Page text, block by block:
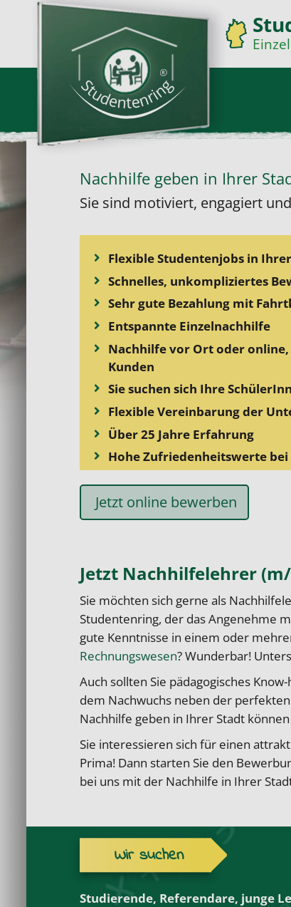
Nachhilfe geben in Ihrer
Sie sind motiviert, engagiert
Flexible Studentenjobs in
Schnelles, unkompliziertes
Sehr gute Bezahlung mit
Entspannte Einzelnachhilfe
Nachhilfe vor Ort oder
Kunden
Sie suchen sich Ihre
Flexible Vereinbarung der
Über 25 Jahre Erfahrung
Hohe Zufriedenheitswerte
Jetzt online bewerben
Jetzt Nachhilfelehrer
Sie möchten sich gerne als
Studentenring, der das Angenehme
gute Kenntnisse in einem oder
Rechnungswesen? Wunderbar!
Auch sollten Sie pädagogisches
dem Nachwuchs neben der
Nachhilfe geben in Ihrer Stadt
Sie interessieren sich für einen
Prima! Dann starten Sie den
bei uns mit der Nachhilfe in Ihrer
Wir suchen
Studierende, Referendare, junge